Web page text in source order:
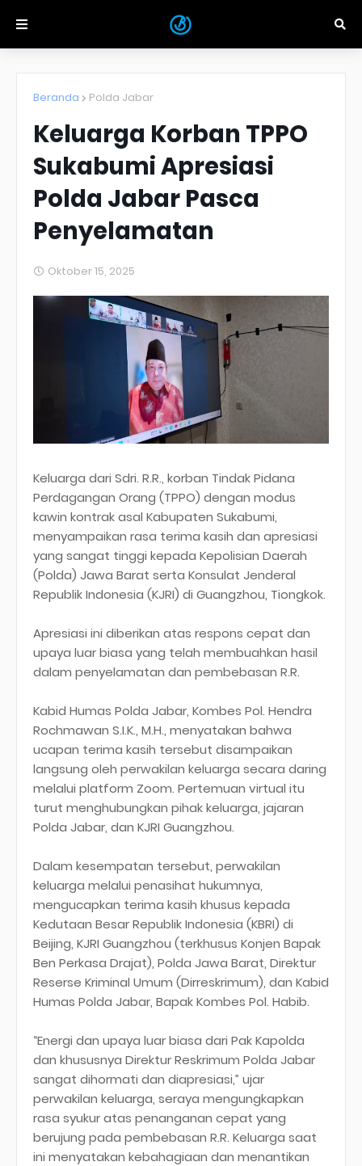
Beranda Polda Jabar
Keluarga Korban TPPO
Sukabumi Apresiasi
Polda Jabar Pasca
Penyelamatan
Oktober 15, 2025
Keluarga dari Sdri. R.R., korban Tindak Pidana
Perdagangan Orang (TPPO) dengan modus
kawin kontrak asal Kabupaten Sukabumi,
menyampaikan rasa terima kasih dan apresiasi
yang sangat tinggi kepada Kepolisian Daerah
(Polda) Jawa Barat serta Konsulat Jenderal
Republik Indonesia (KJRI) di Guangzhou, Tiongkok.
Apresiasi ini diberikan atas respons cepat dan
upaya luar biasa yang telah membuahkan hasil
dalam penyelamatan dan pembebasan R.R.
Kabid Humas Polda Jabar, Kombes Pol. Hendra
Rochmawan S.I.K., M.H., menyatakan bahwa
ucapan terima kasih tersebut disampaikan
langsung oleh perwakilan keluarga secara daring
melalui platform Zoom. Pertemuan virtual itu
turut menghubungkan pihak keluarga, jajaran
Polda Jabar, dan KJRI Guangzhou.
Dalam kesempatan tersebut, perwakilan
keluarga melalui penasihat hukumnya,
mengucapkan terima kasih khusus kepada
Kedutaan Besar Republik Indonesia (KBRI) di
Beijing, KJRI Guangzhou (terkhusus Konjen Bapak
Ben Perkasa Drajat), Polda Jawa Barat, Direktur
Reserse Kriminal Umum (Dirreskrimum), dan Kabid
Humas Polda Jabar, Bapak Kombes Pol. Habib.
“Energi dan upaya luar biasa dari Pak Kapolda
dan khususnya Direktur Reskrimum Polda Jabar
sangat dihormati dan diapresiasi,” ujar
perwakilan keluarga, seraya mengungkapkan
rasa syukur atas penanganan cepat yang
berujung pada pembebasan R.R. Keluarga saat
ini menyatakan kebahagiaan dan menantikan